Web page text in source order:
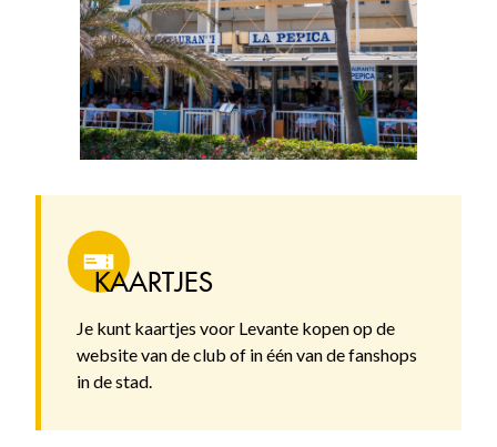
KAARTJES
Je kunt kaartjes voor Levante kopen op de
website van de club of in één van de fanshops
in de stad.